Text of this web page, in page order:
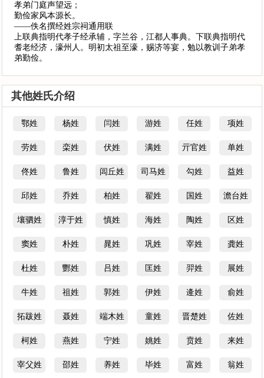
孝弟门庭声望远；
勤俭家风本源长。
——佚名撰经姓宗祠通用联
上联典指明代孝子经承辅，字兰谷，江都人事典。下联典指明代
耆老经济，濠州人。明初太祖至濠，赐济等宴，勉以教训子弟孝
弟勤俭。
其他姓氏介绍
鄂姓 杨姓 闫姓 游姓 任姓 项姓
劳姓 栾姓 伏姓 满姓 亓官姓 单姓
佟姓 鲁姓 闾丘姓 司马姓 勾姓 益姓
邱姓 乔姓 柏姓 翟姓 国姓 澹台姓
壤驷姓 淳于姓 慎姓 海姓 陶姓 区姓
窦姓 朴姓 晁姓 巩姓 宰姓 龚姓
杜姓 酆姓 吕姓 匡姓 羿姓 展姓
牛姓 祖姓 郭姓 伊姓 逄姓 俞姓
拓跋姓 聂姓 端木姓 童姓 晋楚姓 佐姓
柯姓 燕姓 宁姓 姚姓 贲姓 来姓
宰父姓 邵姓 养姓 毕姓 富姓 翁姓